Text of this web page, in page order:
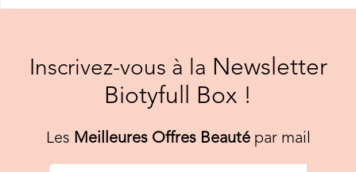
Inscrivez-vous à la Newsletter
Biotyfull Box !
Les Meilleures Offres Beautépar mail